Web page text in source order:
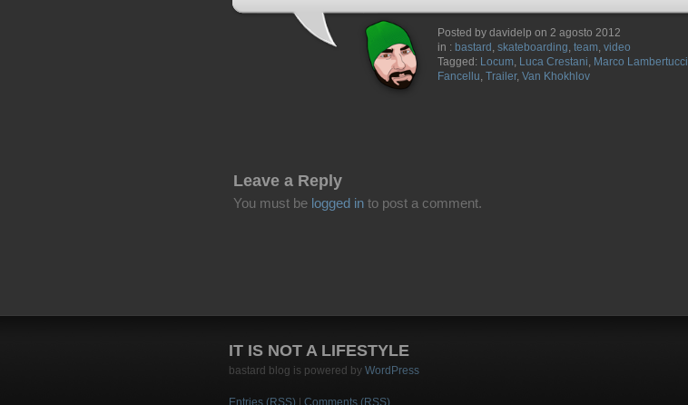
Posted by davidelp on 2 agosto 2012
in : bastard , skateboarding, team, video
Tagged: Locum, Luca Crestani, Marco Lambertucci
Fancellu, Trailer, Van Khokhlov
Leave a Reply
You must be logged in to post a comment.
IT IS NOT A LIFESTYLE
bastard blog is powered by WordPress
Entries (RSS) Comments (RSS)